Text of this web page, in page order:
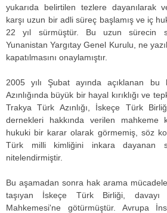
yukarıda belirtilen tezlere dayanılarak
karşı uzun bir adli süreç başlamış ve iç
22 yıl sürmüştür. Bu uzun sürecin
Yunanistan Yargıtay Genel Kurulu, ne
kapatılmasını onaylamıştır.
2005 yılı Şubat ayında açıklanan
Azınlığında büyük bir hayal kırıklığı ve
Trakya Türk Azınlığı, İskeçe Türk
dernekleri hakkında verilen mahkeme
hukuki bir karar olarak görmemiş, söz
Türk milli kimliğini inkara dayanan
nitelendirmiştir.
Bu aşamadan sonra hak arama
taşıyan İskeçe Türk Birliği, davayı
Mahkemesi'ne götürmüştür. Avrupa